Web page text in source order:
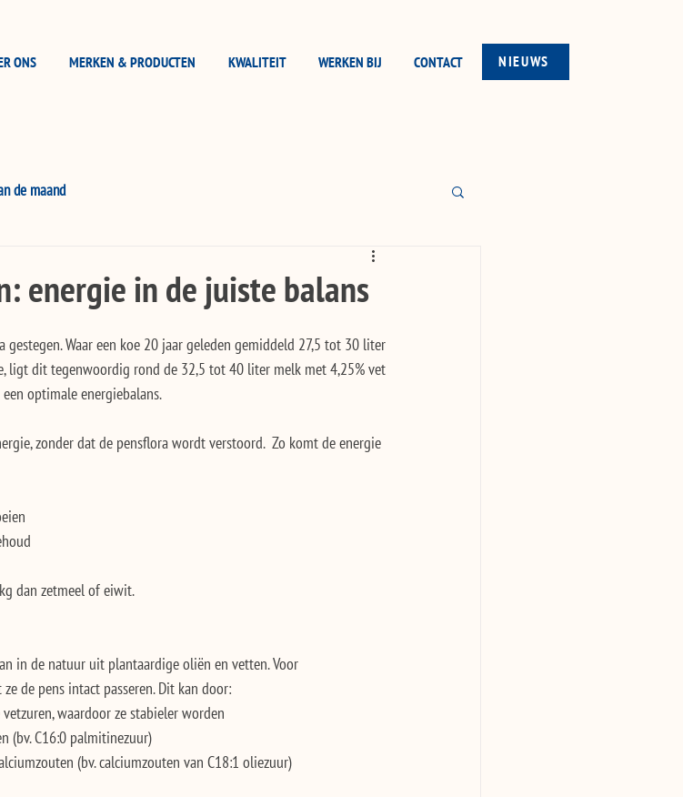
ONS MERKEN & PRODUCTEN KWALITEIT WERKEN BIJ CONTACT NIEUWS
de maand
energie in de juiste balans
Waar een koe 20 jaar geleden gemiddeld 27,5 tot 30 liter
ligt dit tegenwoordig rond de 32,5 tot 40 liter melk met 4,25% vet
optimale energiebalans.
zonder dat de pensflora wordt verstoord.  Zo komt de energie
dan zetmeel of eiwit.
in de natuur uit plantaardige oliën en vetten. Voor
de pens intact passeren. Dit kan door:
waardoor ze stabieler worden
(bv. C16:0 palmitinezuur)
(bv. calciumzouten van C18:1 oliezuur)